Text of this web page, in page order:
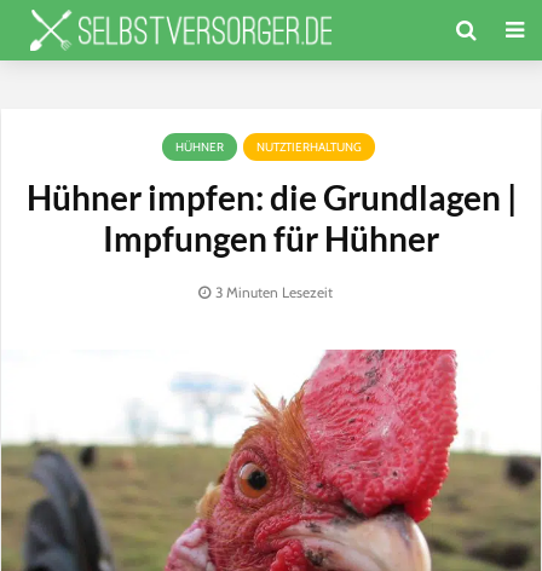
HÜHNER NUTZTIERHALTUNG
Hühner impfen: die Grundlagen |
Impfungen für Hühner
3 Minuten Lesezeit